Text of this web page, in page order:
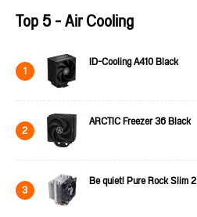
Top 5 - Air Cooling
1 ID-Cooling A410 Black
2 ARCTIC Freezer 36 Black
3 Be quiet! Pure Rock Slim 2